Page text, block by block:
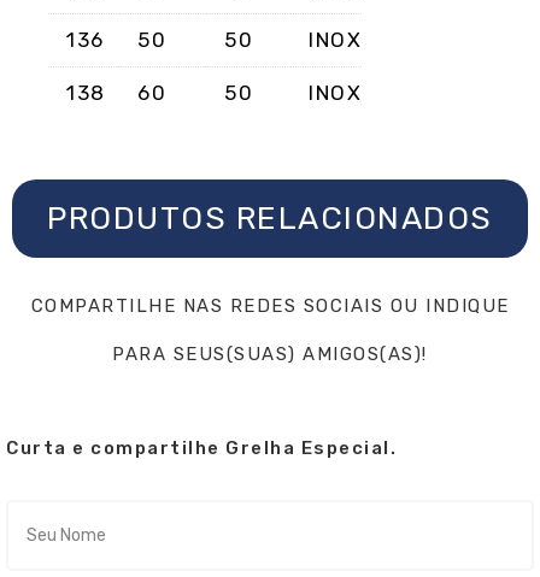
136 50 50 INOX
138 60 50 INOX
PRODUTOS RELACIONADOS
COMPARTILHE NAS REDES SOCIAIS OU INDIQUE
PARA SEUS(SUAS) AMIGOS(AS)!
Curta e compartilhe Grelha Especial.